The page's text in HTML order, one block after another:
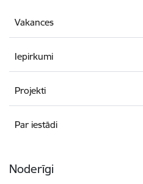
Vakances
Iepirkumi
Projekti
Par iestādi
Noderīgi